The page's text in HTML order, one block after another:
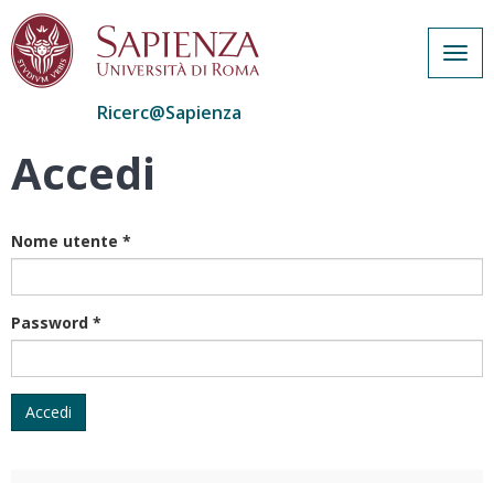
Salta
Ricerc@Sapienza
Accedi
Nome utente *
Password *
Accedi